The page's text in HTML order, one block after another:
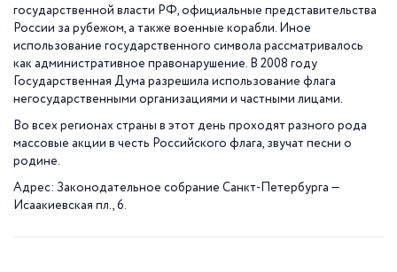
государственной власти РФ, официальные представительства
России за рубежом, а также военные корабли. Иное
использование государственного символа рассматривалось
как административное правонарушение. В 2008 году
Государственная Дума разрешила использование флага
негосударственными организациями и частными лицами.
Во всех регионах страны в этот день проходят разного рода
массовые акции в честь Российского флага, звучат песни о
родине.
Адрес: Законодательное собрание Санкт-Петербурга —
Исаакиевская пл., 6.